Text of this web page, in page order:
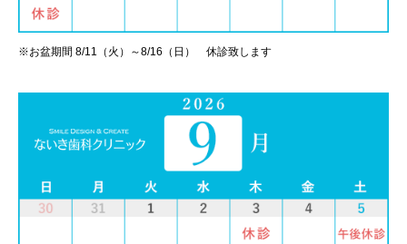
※お盆期間 8/11（火）～8/16（日） 休診致します